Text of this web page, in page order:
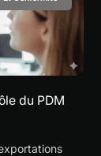
du PDM